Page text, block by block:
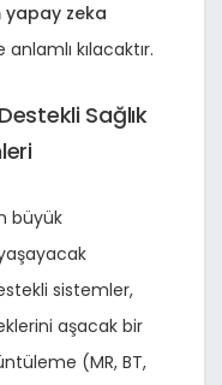
yapay zeka
kılacaktır.
Sağlık
büyük
sistemler,
aşacak bir
(MR, BT,